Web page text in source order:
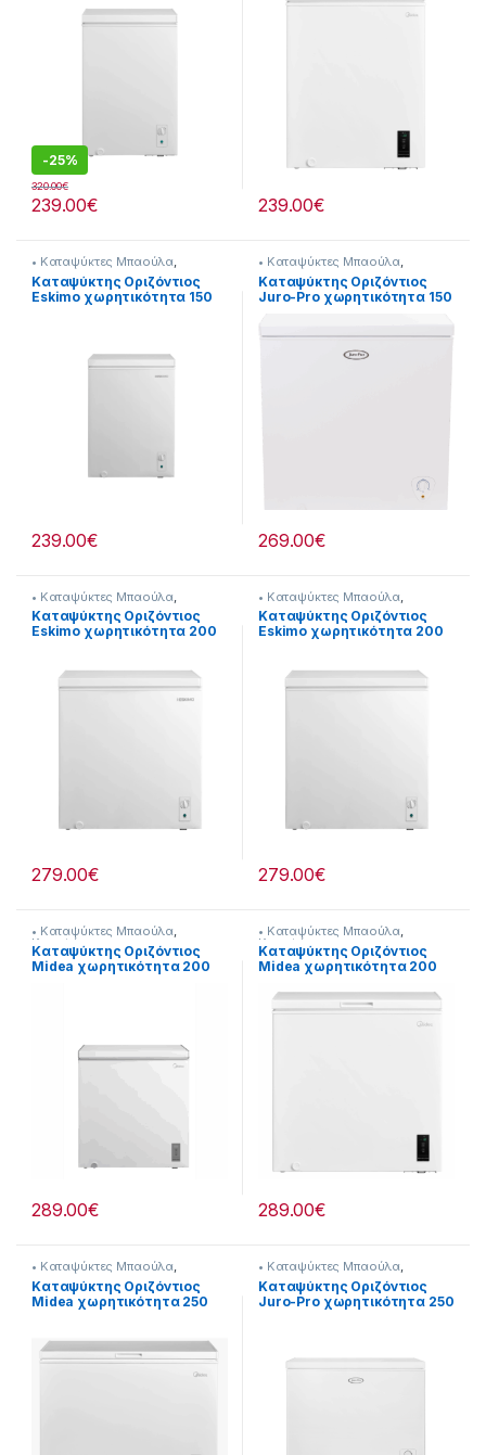
-25%
239.00€
320.00€
239.00€
• Καταψύκτες Μπαούλα,
Καταψύκτες
Kαταψύκτης Οριζόντιος
Eskimo χωρητικότητα 150
239.00€
• Καταψύκτες Μπαούλα,
Καταψύκτες
Kαταψύκτης Οριζόντιος
Juro-Pro χωρητικότητα 150
269.00€
• Καταψύκτες Μπαούλα
Καταψύκτες
Kαταψύκτης Οριζόντιος
Eskimo χωρητικότητα 200
279.00€
• Καταψύκτες Μπαούλα
Καταψύκτες
Kαταψύκτης Οριζόντιος
Eskimo χωρητικότητα 200
279.00€
• Καταψύκτες Μπαούλα,
Καταψύκτες
Kαταψύκτης Οριζόντιος
Midea χωρητικότητα 200
289.00€
• Καταψύκτες Μπαούλα,
Καταψύκτες
Kαταψύκτης Οριζόντιος
Midea χωρητικότητα 200
289.00€
• Καταψύκτες Μπαούλα,
Καταψύκτες
Kαταψύκτης Οριζόντιος
Midea χωρητικότητα 250
• Καταψύκτες Μπαούλα,
Καταψύκτες
Kαταψύκτης Οριζόντιος
Juro-Pro χωρητικότητα 250